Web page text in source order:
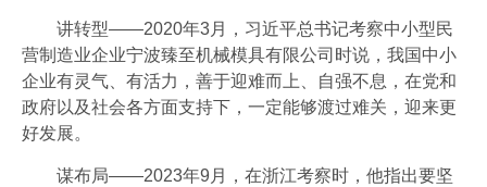
讲转型——2020年3月，习近平总书记考察中小型民
营制造业企业宁波臻至机械模具有限公司时说，我国中小
企业有灵气、有活力，善于迎难而上、自强不息，在党和
政府以及社会各方面支持下，一定能够渡过难关，迎来更
好发展。
谋布局——2023年9月，在浙江考察时，他指出要坚